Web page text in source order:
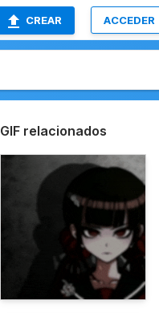
CREAR ACCEDER
GIF relacionados